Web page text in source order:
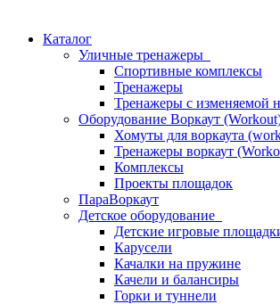
Каталог
Уличные тренажеры
Спортивные комплексы
Тренажеры
Тренажеры с изменяемой
Оборудование Воркаут
Хомуты для воркаута
Тренажеры воркаут
Комплексы
Проекты площадок
ПараВоркаут
Детское оборудование
Детские игровые
Карусели
Качалки на пружине
Качели и балансиры
Горки и туннели